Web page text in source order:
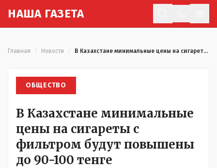
НАША ГАЗЕТА
Главная Новости В Казахстане минимальные цены на сигареты с фильтром будут повышены до 90-100 тенге
ОБЩЕСТВО
В Казахстане минимальные
цены на сигареты с
фильтром будут повышены
до 90-100 тенге